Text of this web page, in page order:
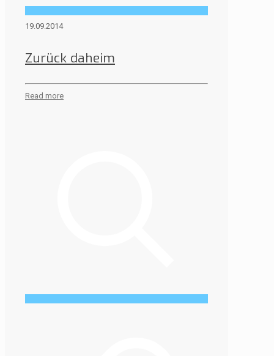
19.09.2014
Zurück daheim
Read more